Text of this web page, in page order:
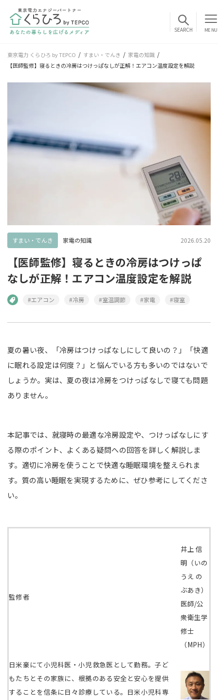
MENU
東京電力 くらひろ by TEPCO すまい・でんき
家電の知識
【医師監修】寝るときの冷房はつけっぱなしが正解！エアコン温度設定を解説
2026.05.20
すまい・でんき 家電の知識
【医師監修】寝るときの冷房はつけっぱ
なしが正解！エアコン温度設定を解説
#エアコン #冷房 #室温調節 #家電 #寝室
夏の暑い夜、「冷房はつけっぱなしにして良いの？」「快適
に眠れる設定は何度？」と悩んでいる方も多いのではないで
しょうか。実は、夏の夜は冷房をつけっぱなしで寝ても問題
ありません。
本記事では、就寝時の最適な冷房設定や、つけっぱなしにす
る際のポイント、よくある疑問への回答を詳しく解説しま
す。適切に冷房を使うことで快適な睡眠環境を整えられま
す。質の高い睡眠を実現するために、ぜひ参考にしてくださ
い。
監修者
井上 信
明（いの
うえ の
ぶあき）
医師/公
衆衛生学
修士
（MPH）
日米豪にて小児科医・小児救急医として勤務。子ど
もたちとその家族に、根拠のある安全と安心を提供
することを信条に日々診療している。日米小児科専